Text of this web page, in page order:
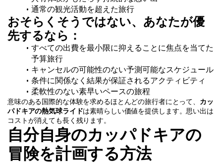
通常の観光活動を超えた旅行
おそらくそうではない、あなたが優
先するなら：
すべての出費を最小限に抑えることに焦点を当てた
予算旅行
キャンセルの可能性のない予測可能なスケジュール
条件に関係なく結果が保証されるアクティビティ
柔軟性のない素早いペースの旅程
意味のある国際的な体験を求めるほとんどの旅行者にとって、 カッ
パドキアの熱気球ライドは素晴らしい価値を提供します。思い出は
コストが消えても長く残ります。
自分自身のカッパドキアの
冒険を計画する方法